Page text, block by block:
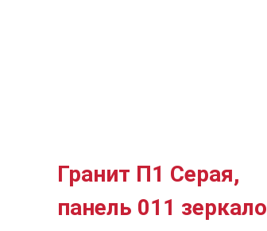
Гранит П1 Серая,
панель 011 зеркало